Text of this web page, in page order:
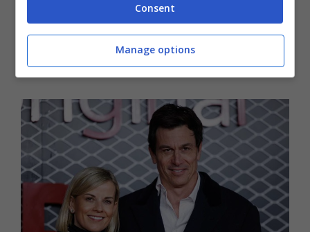
48 ore dall’apertura, che aveva scatenato
l’indignazione dell’intero mondo della
Formula 1 per via della “particolari” modalità.
Consent
Manage options